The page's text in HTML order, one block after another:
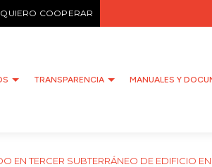
QUIERO COOPERAR
TRANSPARENCIA MANUALES Y
EN TERCER SUBTERRÁNEO DE EDIFICIO